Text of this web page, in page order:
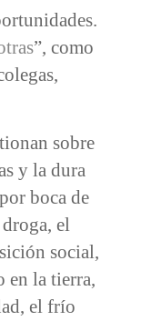
”, como
sobre
y la dura
boca de
el
social,
en la tierra,
el frío